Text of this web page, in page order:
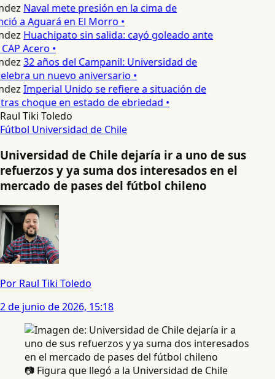
Naval mete presión en la cima de
a Aguará en El Morro •
Huachipato sin salida: cayó goleado ante
Acero •
32 años del Campanil: Universidad de
un nuevo aniversario •
Imperial Unido se refiere a situación de
choque en estado de ebriedad •
Raul Tiki Toledo
Fútbol Universidad de Chile
Universidad de Chile dejaría ir a uno de sus
refuerzos y ya suma dos interesados en el
mercado de pases del fútbol chileno
Por Raul Tiki Toledo
2 de junio de 2026, 15:18
📷 Figura que llegó a la Universidad de Chile